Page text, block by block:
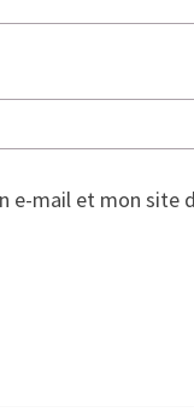
e-mail et mon site